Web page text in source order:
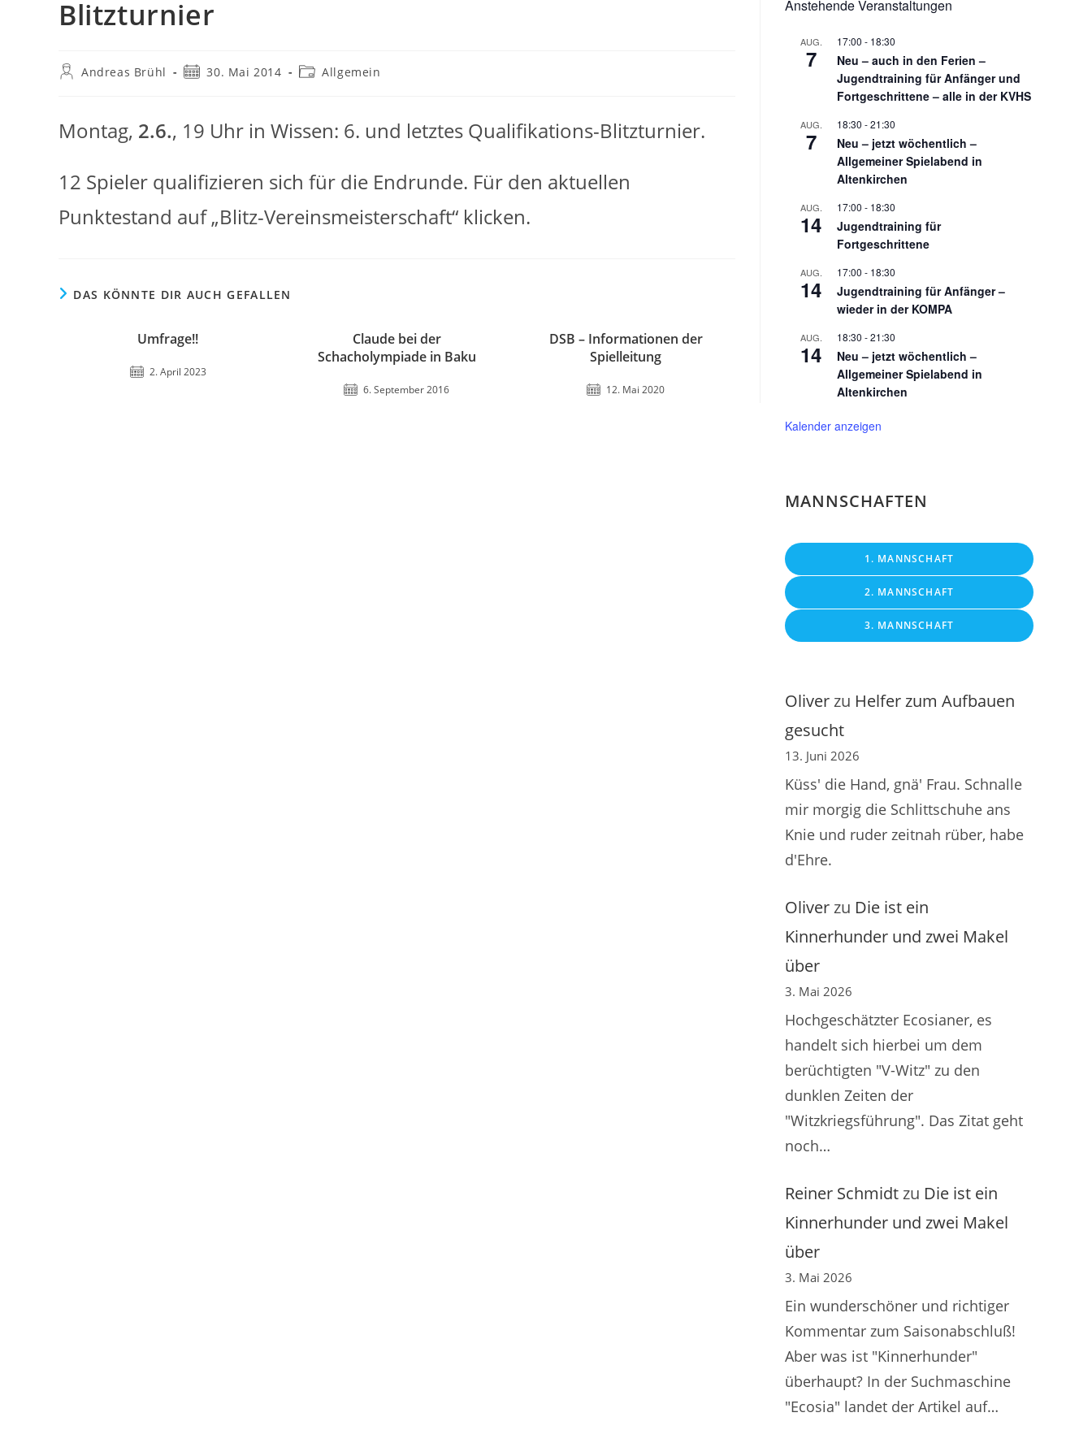
Blitzturnier
Beitrags-
Andreas Brühl
Beitrag30. Mai 2014
Beitrags-
Allgemein
Montag, 2.6., 19 Uhr in Wissen: 6. und letztes Qualifikations-Blitzturnier.
12 Spieler qualifizieren sich für die Endrunde. Für den aktuellen
Punktestand auf „Blitz-Vereinsmeisterschaft“ klicken.
DAS KÖNNTE DIR AUCH GEFALLEN
Umfrage!!
2. April 2023
Claude bei der
Schacholympiade in Baku
6. September 2016
DSB – Informationen der
Spielleitung
12. Mai 2020
Anstehende Veranstaltungen
AUG.
7
17:00 - 18:30
Neu – auch in den Ferien –
Jugendtraining für Anfänger und
Fortgeschrittene – alle in der KVHS
AUG.
7
18:30 -21:30
Neu – jetzt wöchentlich –
Allgemeiner Spielabend in
Altenkirchen
AUG.
14
17:00 - 18:30
Jugendtraining für
Fortgeschrittene
AUG.
14
17:00 - 18:30
Jugendtraining für Anfänger –
wieder in der KOMPA
AUG.
14
18:30 -21:30
Neu – jetzt wöchentlich –
Allgemeiner Spielabend in
Altenkirchen
Kalender anzeigen
MANNSCHAFTEN
1. MANNSCHAFT
2. MANNSCHAFT
3. MANNSCHAFT
Oliverzu Helfer zum Aufbauen
gesucht
13. Juni 2026
Küss' die Hand, gnä' Frau. Schnalle
mir morgig die Schlittschuhe ans
Knie und ruder zeitnah rüber, habe
d'Ehre.
Oliverzu Die ist ein
Kinnerhunder und zwei Makel
über
3. Mai 2026
Hochgeschätzter Ecosianer, es
handelt sich hierbei um dem
berüchtigten "V-Witz" zu den
dunklen Zeiten der
"Witzkriegsführung". Das Zitat geht
noch…
Reiner Schmidtzu Die ist ein
Kinnerhunder und zwei Makel
über
3. Mai 2026
Ein wunderschöner und richtiger
Kommentar zum Saisonabschluß!
Aber was ist "Kinnerhunder"
überhaupt? In der Suchmaschine
"Ecosia" landet der Artikel auf…